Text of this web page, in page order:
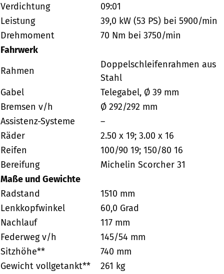
Verdichtung
09:01
Leistung
39,0 kW (53 PS) bei 5900/min
Drehmoment
70 Nm bei 3750/min
Fahrwerk
Rahmen
Doppelschleifenrahmen aus
Stahl
Gabel
Telegabel, Ø 39 mm
Bremsen v/h
Ø 292/292 mm
Assistenz-Systeme
–
Räder
2.50 x 19; 3.00 x 16
Reifen
100/90 19; 150/80 16
Bereifung
Michelin Scorcher 31
Maße und Gewichte
Radstand
1510 mm
Lenkkopfwinkel
60,0 Grad
Nachlauf
117 mm
Federweg v/h
145/54 mm
Sitzhöhe**
740 mm
Gewicht vollgetankt**
261 kg